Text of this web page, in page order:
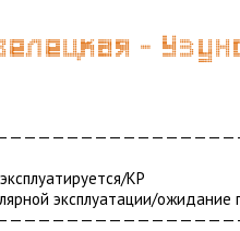
КР
эксплуатации/ожидание